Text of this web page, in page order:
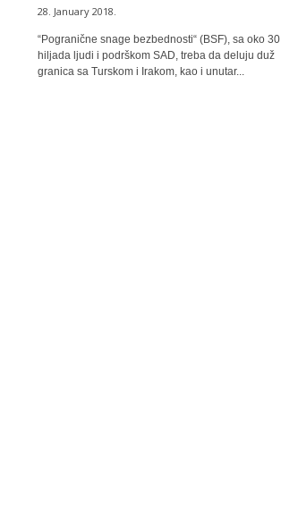
28. January 2018.
“Pogranične snage bezbednosti“ (BSF), sa oko 30
hiljada ljudi i podrškom SAD, treba da deluju duž
granica sa Turskom i Irakom, kao i unutar...